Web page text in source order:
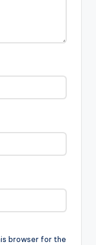
browser for the